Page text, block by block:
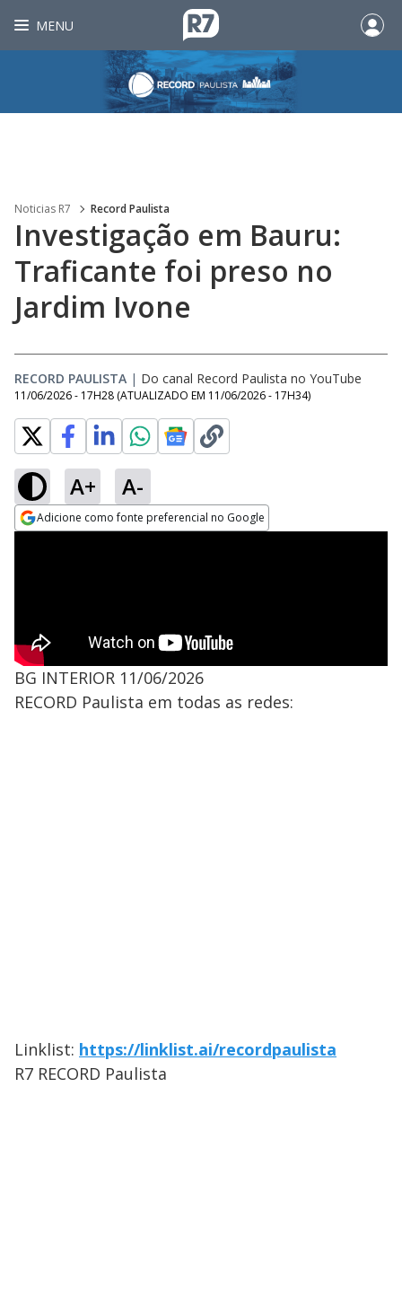
MENU
Noticias R7 Record Paulista
Investigação em Bauru:
Traficante foi preso no
Jardim Ivone
RECORD PAULISTA | Do canal Record Paulista no YouTube
11/06/2026 - 17H28 (ATUALIZADO EM 11/06/2026 - 17H34)
A+ A-
Adicione como fonte preferencial no Google
BG INTERIOR 11/06/2026
RECORD Paulista em todas as redes:
Linklist: https://linklist.ai/recordpaulista
R7 RECORD Paulista